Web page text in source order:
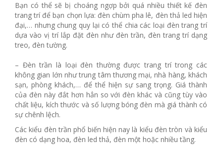
Bạn có thể sẽ bị choáng ngợp bởi quá nhiều thiết kế đèn
trang trí để bạn chọn lựa: đèn chùm pha lê, đèn thả led hiện
đại,… nhưng chung quy lại có thể chia các loại đèn trang trí
dựa vào vị trí lắp đặt đèn như đèn trần, đèn trang trí dạng
treo, đèn tường.
– Đèn trần là loại đèn thường được trang trí trong các
không gian lớn như trung tâm thương mại, nhà hàng, khách
sạn, phòng khách,… để thể hiện sự sang trọng. Giá thành
của đèn này đắt hơn hẳn so với đèn khác và cũng tùy vào
chất liệu, kích thước và số lượng bóng đèn mà giá thành có
sự chênh lệch.
Các kiểu đèn trần phổ biến hiện nay là kiểu đèn tròn và kiểu
đèn có dạng hoa, đèn led thả, đèn một hoặc nhiều tầng.